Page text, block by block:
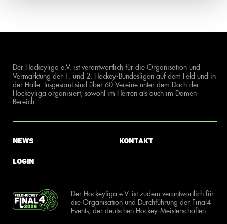
Der Hockeyliga e.V. ist verantwortlich für die Organisation und
Vermarktung der 1. und 2. Hockey-Bundesligen auf dem Feld und in
der Halle. Insgesamt sind über 60 Vereine unter dem Dach der
Hockeyliga organisiert, sowohl im Herren als auch im Damen
Bereich.
News
Login
Kontakt
Der Hockeyliga e.V. ist zudem verantwortlich für
die Organisation und Durchführung der Final4
Events, der deutschen Hockey-Meisterschaften.